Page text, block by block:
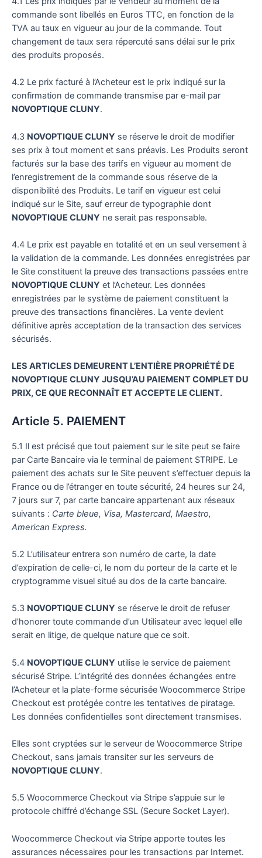
commande sont libellés en Euros TTC, en fonction de la
TVA au taux en vigueur au jour de la commande. Tout
changement de taux sera répercuté sans délai sur le prix
des produits proposés.
4.2 Le prix facturé à l’Acheteur est le prix indiqué sur la
confirmation de commande transmise par e-mail par
NOVOPTIQUE CLUNY.
4.3 NOVOPTIQUE CLUNY se réserve le droit de modifier
ses prix à tout moment et sans préavis. Les Produits seront
facturés sur la base des tarifs en vigueur au moment de
l’enregistrement de la commande sous réserve de la
disponibilité des Produits. Le tarif en vigueur est celui
indiqué sur le Site, sauf erreur de typographie dont
NOVOPTIQUE CLUNY ne serait pas responsable.
4.4 Le prix est payable en totalité et en un seul versement à
la validation de la commande. Les données enregistrées par
le Site constituent la preuve des transactions passées entre
NOVOPTIQUE CLUNY et l’Acheteur. Les données
enregistrées par le système de paiement constituent la
preuve des transactions financières. La vente devient
définitive après acceptation de la transaction des services
sécurisés.
LES ARTICLES DEMEURENT L’ENTIÈRE PROPRIÉTÉ DE
NOVOPTIQUE CLUNY JUSQU’AU PAIEMENT COMPLET DU
PRIX, CE QUE RECONNAÎT ET ACCEPTE LE CLIENT.
Article 5. PAIEMENT
5.1 Il est précisé que tout paiement sur le site peut se faire
par Carte Bancaire via le terminal de paiement STRIPE. Le
paiement des achats sur le Site peuvent s’effectuer depuis la
France ou de l’étranger en toute sécurité, 24 heures sur 24,
7 jours sur 7, par carte bancaire appartenant aux réseaux
suivants : Carte bleue, Visa, Mastercard, Maestro,
American Express.
5.2 L’utilisateur entrera son numéro de carte, la date
d’expiration de celle-ci, le nom du porteur de la carte et le
cryptogramme visuel situé au dos de la carte bancaire.
5.3 NOVOPTIQUE CLUNY se réserve le droit de refuser
d’honorer toute commande d’un Utilisateur avec lequel elle
serait en litige, de quelque nature que ce soit.
5.4 NOVOPTIQUE CLUNY utilise le service de paiement
sécurisé Stripe. L’intégrité des données échangées entre
l’Acheteur et la plate-forme sécurisée Woocommerce Stripe
Checkout est protégée contre les tentatives de piratage.
Les données confidentielles sont directement transmises.
Elles sont cryptées sur le serveur de Woocommerce Stripe
Checkout, sans jamais transiter sur les serveurs de
NOVOPTIQUE CLUNY.
5.5 Woocommerce Checkout via Stripe s’appuie sur le
protocole chiffré d’échange SSL (Secure Socket Layer).
Woocommerce Checkout via Stripe apporte toutes les
assurances nécessaires pour les transactions par Internet.